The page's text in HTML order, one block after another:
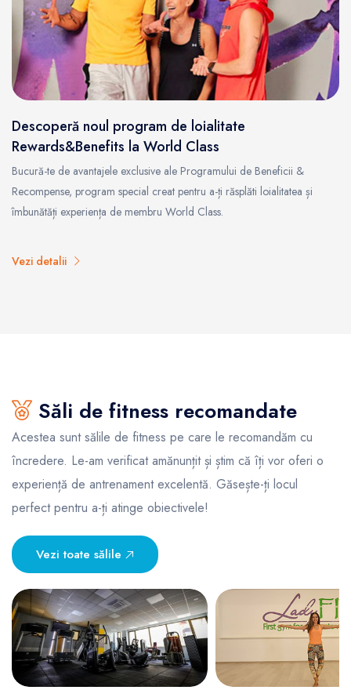
Descoperă noul program de loialitate
Rewards&Benefits la World Class
Bucură-te de avantajele exclusive ale Programului de Beneficii &
Recompense, program special creat pentru a-ți răsplăti loialitatea și
îmbunătăți experiența de membru World Class.
Vezi detalii
Săli de fitness recomandate
Acestea sunt sălile de fitness pe care le recomandăm cu
încredere. Le-am verificat amănunțit și știm că îți vor oferi o
experiență de antrenament excelentă. Găsește-ți locul
perfect pentru a-ți atinge obiectivele!
Vezi toate sălile